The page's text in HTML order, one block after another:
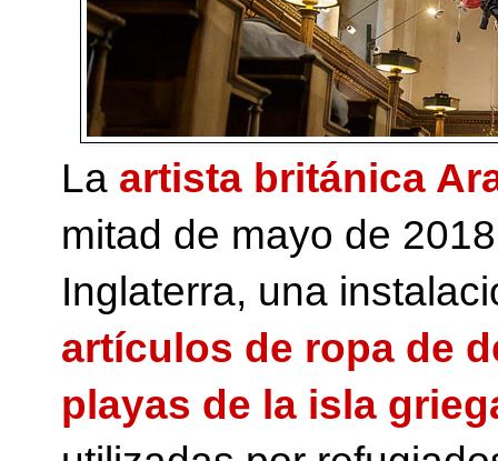
La artista británica
mitad de mayo de
Inglaterra, una
artículos de ropa de
playas de la isla